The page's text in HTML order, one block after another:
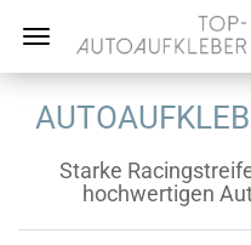
Starke
hochwertigen